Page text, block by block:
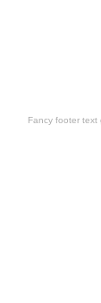
Fancy footer